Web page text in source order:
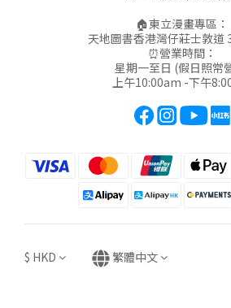
🏠東立漫畫專區：
天地圖書香港灣仔莊士敦道
⏰營業時間：
星期一至日 (假日照常
上午10:00am -下午
$ HKD 繁體中文